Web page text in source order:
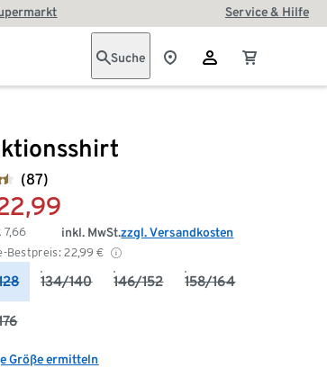
Service & Hilfe
Suche
(87)
7,66
Bestpreis: 22,99 €
inkl. MwSt.zzgl. Versandkosten
134/140 146/152 158/164
Größe ermitteln